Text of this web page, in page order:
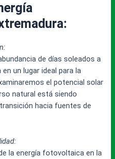
de días soleados a
un lugar ideal para la
el potencial solar
natural está siendo
hacia fuentes de
la energía fotovoltaica en la